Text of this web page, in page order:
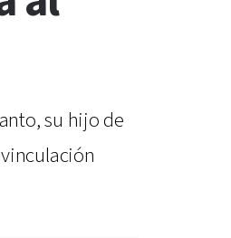
su hijo de